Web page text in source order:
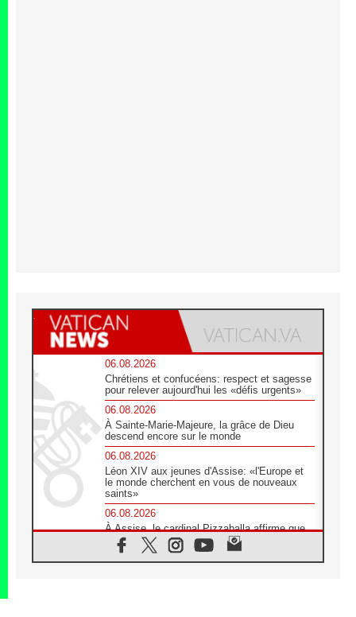
06.08.2026
Chrétiens et confucéens: respect et sagesse
pour relever aujourd'hui les «défis urgents»
06.08.2026
À Sainte-Marie-Majeure, la grâce de Dieu
descend encore sur le monde
06.08.2026
Léon XIV aux jeunes d'Assise: «l'Europe et
le monde cherchent en vous de nouveaux
saints»
06.08.2026
À Assise, le cardinal Pizzaballa affirme que
«les chrétiens veulent la paix»
06.08.2026